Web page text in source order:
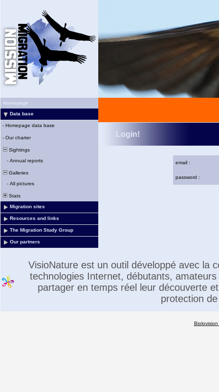
Homepage
Data base
- Homepage data base
- Our charter
Sightings
- Annual reports
Galleries
- All pictures
Stats
Migration sites
Resources and links
The Migration Study Group
Our partners
Login!
email :
password :
VisioNature est un outil développé avec la
technologies Internet, débutants,
partager en temps réel leur découverte
protection
Biolovision